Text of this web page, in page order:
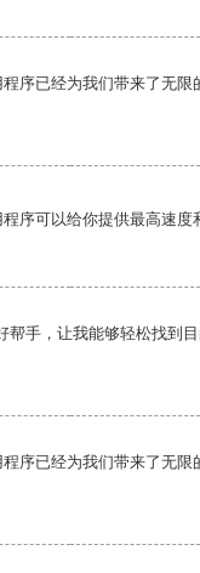
序已经为我们带来了无限
序可以给你提供最高速度
帮手，让我能够轻松找到
序已经为我们带来了无限